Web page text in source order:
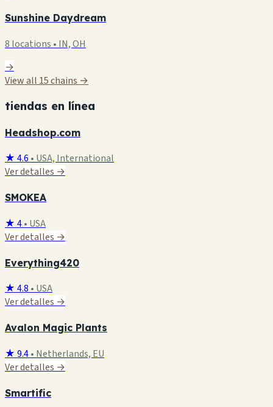
Sunshine Daydream
8 locations • IN, OH
→
View all 15 chains →
tiendas en línea
Headshop.com
★ 4.6 • USA, International
Ver detalles →
SMOKEA
★ 4• USA
Ver detalles →
Everything420
★ 4.8 • USA
Ver detalles →
Avalon Magic Plants
★ 9.4• Netherlands, EU
Ver detalles →
Smartific